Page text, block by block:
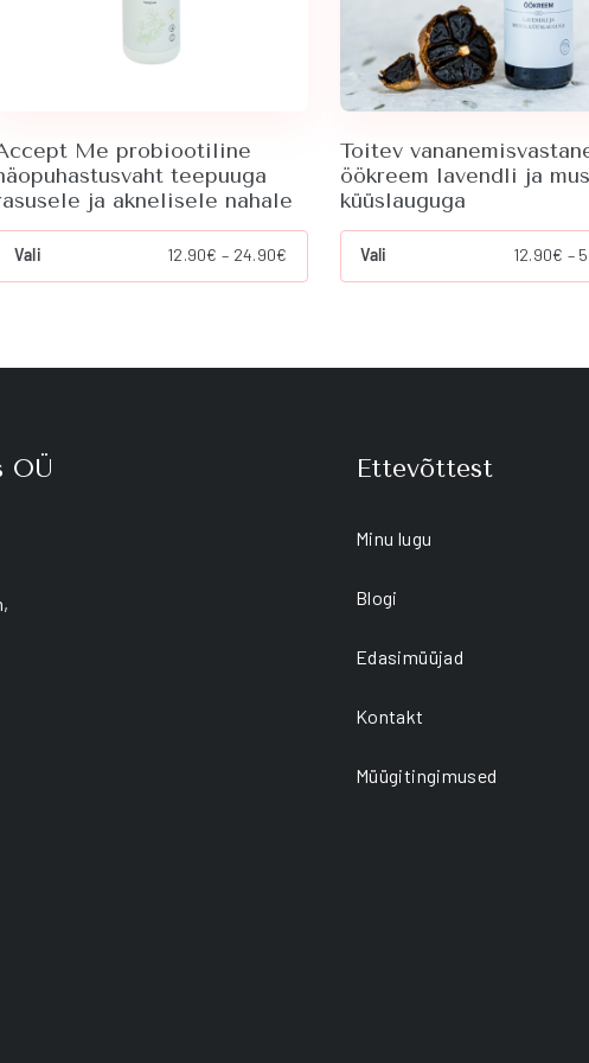
Me probiootiline
teepuuga
ja aknelisele nahale
ValiThis
product
on
12.90€ – 24.90€
range:
Toitev
öökreem lavendli ja
küüslauguga
Vali
product
on
page
12.90€ –
OÜ Ettevõttest
Minu lugu
Blogi
Edasimüüjad
Kontakt
Müügitingimused